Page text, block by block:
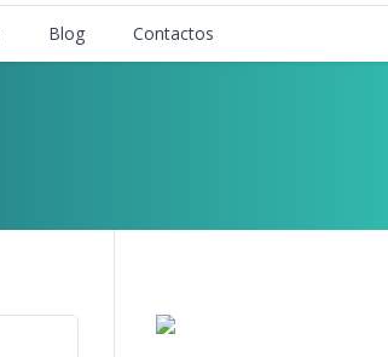
Blog Contactos